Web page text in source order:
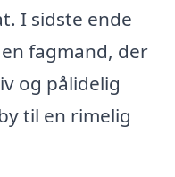
I sidste ende
fagmand, der
og pålidelig
til en rimelig